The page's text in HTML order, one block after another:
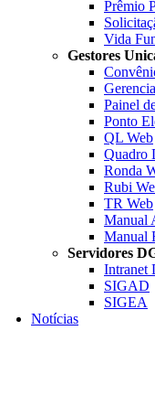
Prêmio
Vida
Gestores
Painel
Ponto
QL Web
Quadro
Ronda
Rubi
TR Web
Manual
Manual
Servidores
Intranet
SIGAD
SIGEA
Notícias